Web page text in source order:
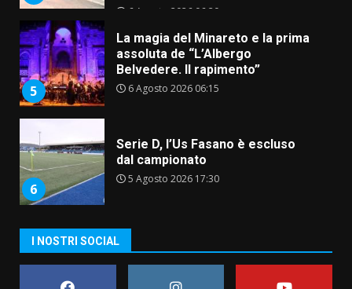
5
assoluta de “L’Albergo
Belvedere. Il rapimento”
6 Agosto 2026 06:15
6
dal campionato
5 Agosto 2026 17:30
Truffatori in azione nelle
frazioni fasanesi
5 Agosto 2026 11:03
I NOSTRI SOCIAL